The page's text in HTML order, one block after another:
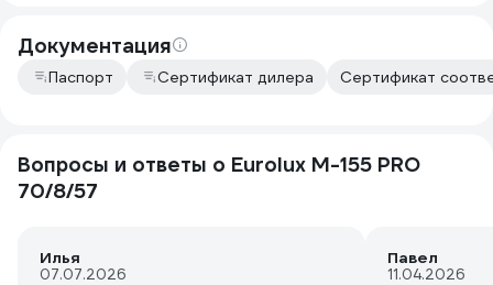
Документация
Паспорт Сертификат дилера Сертификат
Вопросы и ответы о Eurolux M-155 PRO
70/8/57
Илья
07.07.2026
Павел
11.04.2026